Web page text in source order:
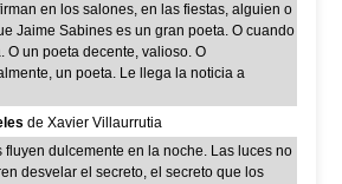
en los salones, en las fiestas, alguien o
Jaime Sabines es un gran poeta. O cuando
O un poeta decente, valioso. O
un poeta. Le llega la noticia a
de Xavier Villaurrutia
dulcemente en la noche. Las luces no
desvelar el secreto, el secreto que los